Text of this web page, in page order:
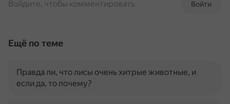
Войти
Войдите, чтобы комментировать
Ещё по теме
Правда ли, что лисы очень хитрые животные, и
если да, то почему?